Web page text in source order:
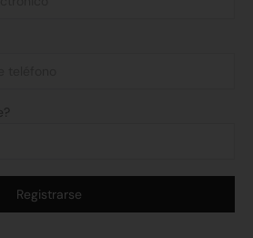
Registrarse